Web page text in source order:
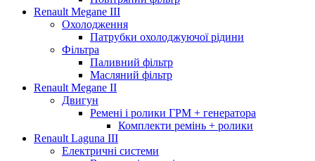
Renault Megane III
Охолодження
Патрубки охолоджуючої рідини
Фільтра
Паливний фільтр
Масляний фільтр
Renault Megane II
Двигун
Ремені і ролики ГРМ + генератора
Комплекти ремінь + ролики
Renault Laguna III
Електричні системи